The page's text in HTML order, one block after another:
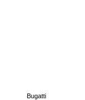
Bugatti